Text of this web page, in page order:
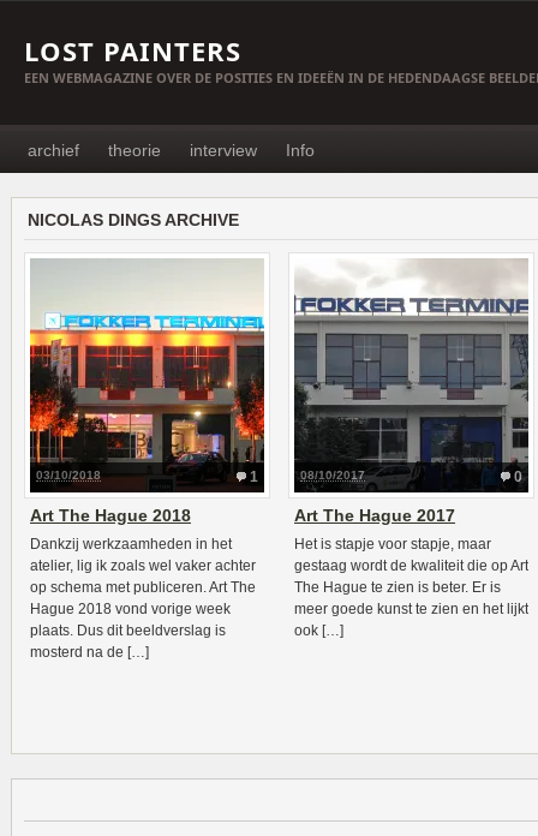
LOST PAINTERS
EEN WEBMAGAZINE OVER DE POSITIES EN IDEEËN IN DE HEDENDAAGSE
archief theorie interview Info
NICOLAS DINGS ARCHIVE
1
03/10/2018
Art The Hague 2018
Dankzij werkzaamheden in het
atelier, lig ik zoals wel vaker achter
op schema met publiceren. Art The
Hague 2018 vond vorige week
plaats. Dus dit beeldverslag is
mosterd na de […]
0
08/10/2017
Art The Hague 2017
Het is stapje voor stapje, maar
gestaag wordt de kwaliteit die op Art
The Hague te zien is beter. Er is
meer goede kunst te zien en het lijkt
ook […]